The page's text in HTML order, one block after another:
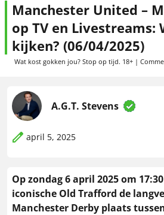
Manchester United –
op TV en Livestreams:
kijken? (06/04/2025)
Wat kost gokken jou? Stop op tijd. 18+ |
A.G.T. Stevens
april 5, 2025
Op zondag 6 april 2025 om
iconische Old Trafford de
Manchester Derby plaats